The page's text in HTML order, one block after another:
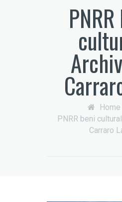
Home
PNRR beni
Carraro